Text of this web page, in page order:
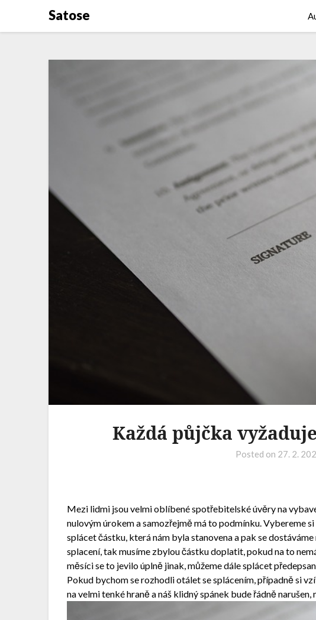
Satose
Každá půjčka
Posted on 27. 2.
Mezi lidmi jsou velmi oblíbené spotřebitelské úvěry na
nulovým úrokem a samozřejmě má to podmínku. Vybereme
splácet částku, která nám byla stanovena a pak se
splacení, tak musíme zbylou částku doplatit, pokud na to
měsíci se to jevilo úplně jinak, můžeme dále splácet
Pokud bychom se rozhodli otálet se splácením, případně si
na velmi tenké hraně a náš klidný spánek bude řádně